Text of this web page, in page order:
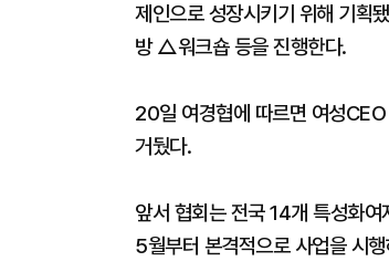
제인으로 성장시키기 위해 기
방 △워크숍 등을 진행한다.
20일 여경협에 따르면 여성
거뒀다.
앞서 협회는 전국 14개 특성화
5월부터 본격적으로 사업을 시